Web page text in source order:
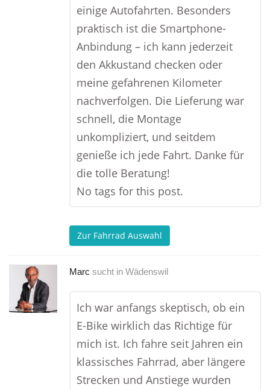
einige Autofahrten. Besonders
praktisch ist die Smartphone-
Anbindung – ich kann jederzeit
den Akkustand checken oder
meine gefahrenen Kilometer
nachverfolgen. Die Lieferung war
schnell, die Montage
unkompliziert, und seitdem
genieße ich jede Fahrt. Danke für
die tolle Beratung!
No tags for this post.
Zur Fahrrad Auswahl
Marc sucht in Wädenswil
Ich war anfangs skeptisch, ob ein
E-Bike wirklich das Richtige für
mich ist. Ich fahre seit Jahren ein
klassisches Fahrrad, aber längere
Strecken und Anstiege wurden